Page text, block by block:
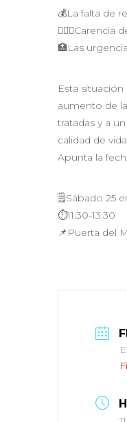
💰La falta de
🧑🏽‍⚕️Carencia
🏥Las
Esta
aumento de
tratadas y a
calidad de vida.
Apunta la
🗒Sábado 25
⏱️11:30-13:30
📌Puerta del